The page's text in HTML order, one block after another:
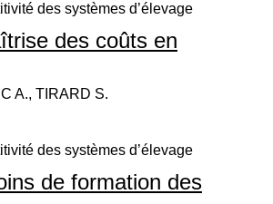
des systèmes d’élevage
des coûts en
A., TIRARD S.
des systèmes d’élevage
de formation des